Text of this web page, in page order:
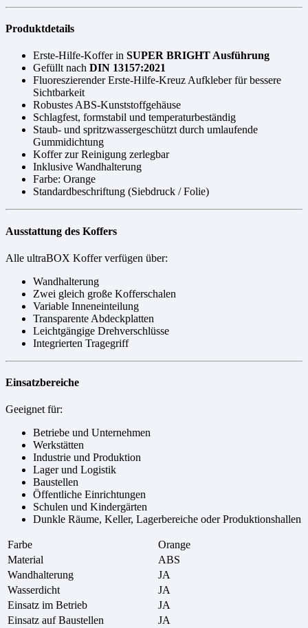
Produktdetails
Erste-Hilfe-Koffer in SUPER BRIGHT Ausführung
Gefüllt nach DIN 13157:2021
Fluoreszierender Erste-Hilfe-Kreuz Aufkleber für bessere
Sichtbarkeit
Robustes ABS-Kunststoffgehäuse
Schlagfest, formstabil und temperaturbeständig
Staub- und spritzwassergeschützt durch umlaufende
Gummidichtung
Koffer zur Reinigung zerlegbar
Inklusive Wandhalterung
Farbe: Orange
Standardbeschriftung (Siebdruck / Folie)
Ausstattung des Koffers
Alle ultraBOX Koffer verfügen über:
Wandhalterung
Zwei gleich große Kofferschalen
Variable Inneneinteilung
Transparente Abdeckplatten
Leichtgängige Drehverschlüsse
Integrierten Tragegriff
Einsatzbereiche
Geeignet für:
Betriebe und Unternehmen
Werkstätten
Industrie und Produktion
Lager und Logistik
Baustellen
Öffentliche Einrichtungen
Schulen und Kindergärten
Dunkle Räume, Keller, Lagerbereiche oder Produktionshallen
Farbe
Orange
Material
ABS
Wandhalterung
JA
Wasserdicht
JA
Einsatz im Betrieb
JA
Einsatz auf Baustellen
JA